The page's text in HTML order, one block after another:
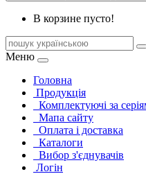
В корзине пусто!
Меню
Головна
Продукція
Комплектуючі за
Мапа сайту
Оплата і доставка
Каталоги
Вибор з'єднувачів
Логін